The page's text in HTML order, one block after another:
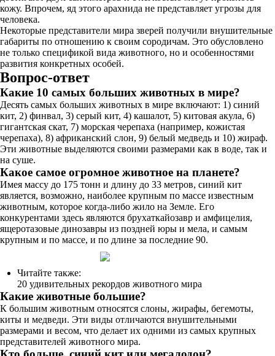
кожу. Впрочем, яд этого арахнида не представляет угрозы для
человека.
Некоторые представители мира зверей получили внушительные
габариты по отношению к своим сородичам. Это обусловлено
не только спецификой вида животного, но и особенностями
развития конкретных особей.
Вопрос-ответ
Какие 10 самых больших животных в мире?
Десять самых больших животных в мире включают: 1) синий
кит, 2) финвал, 3) серый кит, 4) кашалот, 5) китовая акула, 6)
гигантская скат, 7) морская черепаха (например, кожистая
черепаха), 8) африканский слон, 9) белый медведь и 10) жираф.
Эти животные выделяются своими размерами как в воде, так и
на суше.
Какое самое огромное животное на планете?
Имея массу до 175 тонн и длину до 33 метров, синий кит
является, возможно, наиболее крупным по массе известным
животным, которое когда-либо жило на Земле. Его
конкурентами здесь являются брухаткайозавр и амфицелия,
ящеротазовые динозавры из поздней юры и мела, и самым
крупным и по массе, и по длине за последние 90.
Читайте также:
20 удивительных рекордов животного мира
Какие животные большие?
К большим животным относятся слоны, жирафы, бегемоты,
киты и медведи. Эти виды отличаются внушительными
размерами и весом, что делает их одними из самых крупных
представителей животного мира.